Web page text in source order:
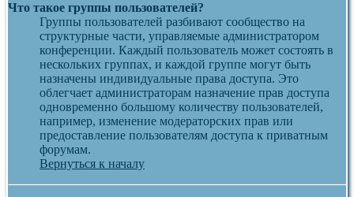
Что такое группы пользователей?
Группы пользователей разбивают сообщество на
структурные части, управляемые администратором
конференции. Каждый пользователь может состоять в
нескольких группах, и каждой группе могут быть
назначены индивидуальные права доступа. Это
облегчает администраторам назначение прав доступа
одновременно большому количеству пользователей,
например, изменение модераторских прав или
предоставление пользователям доступа к приватным
форумам.
Вернуться к началу